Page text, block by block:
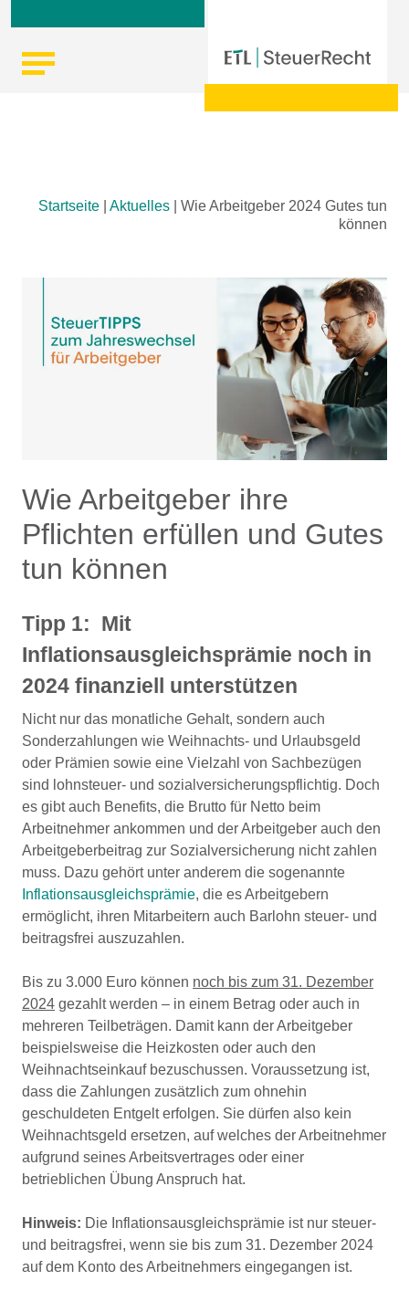
Startseite Aktuelles
Wie Arbeitgeber 2024 Gutes tun
können
Wie Arbeitgeber ihre
Pflichten erfüllen und Gutes
tun können
Tipp 1: Mit
Inflationsausgleichsprämie noch in
2024 finanziell unterstützen
Nicht nur das monatliche Gehalt, sondern auch
Sonderzahlungen wie Weihnachts- und Urlaubsgeld
oder Prämien sowie eine Vielzahl von Sachbezügen
sind lohnsteuer- und sozialversicherungspflichtig. Doch
es gibt auch Benefits, die Brutto für Netto beim
Arbeitnehmer ankommen und der Arbeitgeber auch den
Arbeitgeberbeitrag zur Sozialversicherung nicht zahlen
muss. Dazu gehört unter anderem die sogenannte
Inflationsausgleichsprämie, die es Arbeitgebern
ermöglicht, ihren Mitarbeitern auch Barlohn steuer- und
beitragsfrei auszuzahlen.
Bis zu 3.000 Euro können noch bis zum 31. Dezember
2024 gezahlt werden – in einem Betrag oder auch in
mehreren Teilbeträgen. Damit kann der Arbeitgeber
beispielsweise die Heizkosten oder auch den
Weihnachtseinkauf bezuschussen. Voraussetzung ist,
dass die Zahlungen zusätzlich zum ohnehin
geschuldeten Entgelt erfolgen. Sie dürfen also kein
Weihnachtsgeld ersetzen, auf welches der Arbeitnehmer
aufgrund seines Arbeitsvertrages oder einer
betrieblichen Übung Anspruch hat.
Hinweis: Die Inflationsausgleichsprämie ist nur steuer-
und beitragsfrei, wenn sie bis zum 31. Dezember 2024
auf dem Konto des Arbeitnehmers eingegangen ist.